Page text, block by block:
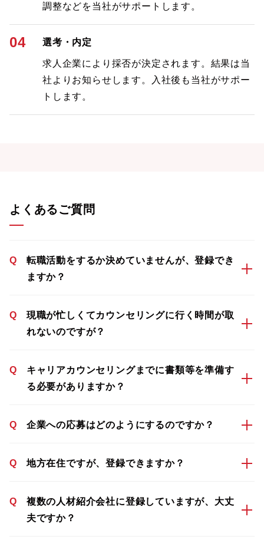
調整などを当社がサポートします。
04 選考・内定
求人企業により採否が決定されます。結果は当
社よりお知らせします。入社後も当社がサポー
トします。
よくあるご質問
Q
転職活動をするか決めていませんが、登録でき
ますか？
Q
現職が忙しくてカウンセリングに行く時間が取
れないのですが？
Q
キャリアカウンセリングまでに書類等を準備す
る必要がありますか？
Q 企業への応募はどのようにするのですか？
Q 地方在住ですが、登録できますか？
Q
複数の人材紹介会社に登録していますが、大丈
夫ですか？